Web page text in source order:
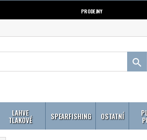
PRODEJNY

LAHVE
TLAKOVÉ SPEARFISHING OSTATNÍ